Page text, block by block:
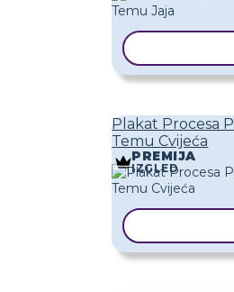
Plakat Procesa
Temu Cvijeća
PREMIJA
IZGLED